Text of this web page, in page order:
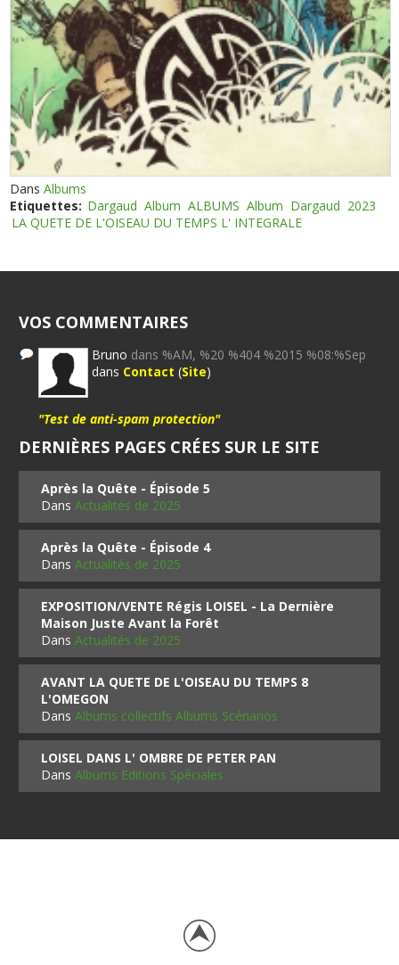
DansAlbums
Etiquettes: Dargaud Album ALBUMS Album Dargaud 2023
LA QUETE DE L'OISEAU DU TEMPS L' INTEGRALE
VOS COMMENTAIRES
Bruno dans %AM, %20 %404 %2015 %08:%Sep
dans Contact (Site)
"Test de anti-spam protection"
DERNIÈRES PAGES CRÉES SUR LE SITE
Après la Quête - Épisode 5
DansActualités de 2025
Après la Quête - Épisode 4
DansActualités de 2025
EXPOSITION/VENTE Régis LOISEL - La Dernière
Maison Juste Avant la Forêt
DansActualités de 2025
AVANT LA QUETE DE L'OISEAU DU TEMPS 8
L'OMEGON
DansAlbums collectifs Albums Scénarios
LOISEL DANS L' OMBRE DE PETER PAN
DansAlbums Editions Spéciales